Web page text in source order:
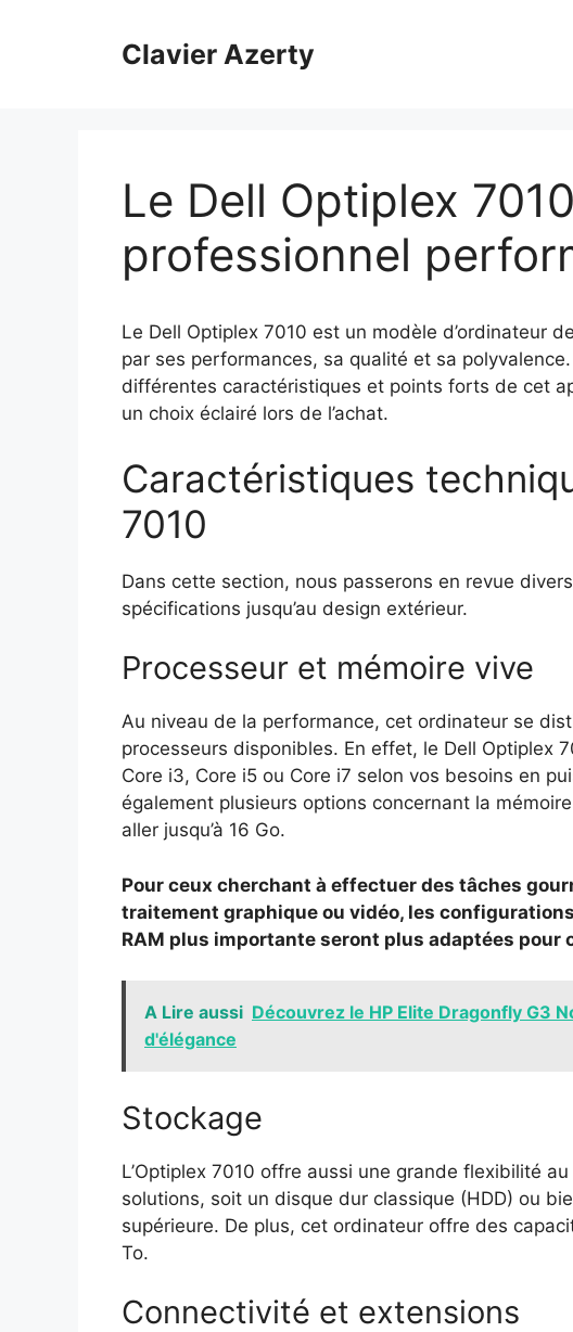
Clavier Azerty
Le Dell Optiplex
professionnel
Le Dell Optiplex 7010 est un modèle d’ordinateur
par ses performances, sa qualité et sa
différentes caractéristiques et points forts de cet
un choix éclairé lors de l’achat.
Caractéristiques
7010
Dans cette section, nous passerons en revue
spécifications jusqu’au design extérieur.
Processeur et mémoire vive
Au niveau de la performance, cet ordinateur se
processeurs disponibles. En effet, le Dell Optiplex
Core i3, Core i5 ou Core i7 selon vos besoins en
également plusieurs options concernant la
aller jusqu’à 16 Go.
Pour ceux cherchant à effectuer des tâches
traitement graphique ou vidéo, les
RAM plus importante seront plus adaptées
A Lire aussi Découvrez le HP Elite Dragonfly G3
d'élégance
Stockage
L’Optiplex 7010 offre aussi une grande flexibilité
solutions, soit un disque dur classique (HDD) ou
supérieure. De plus, cet ordinateur offre des
To.
Connectivité et extensions